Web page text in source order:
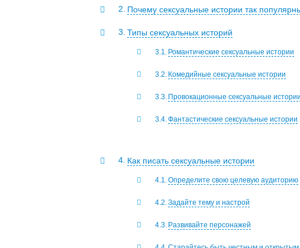
Почему сексуальные истории так
Типы сексуальных историй
Романтические сексуальные истории
Комедийные сексуальные истории
Провокационные сексуальные истории
Фантастические сексуальные истории
Как писать сексуальные истории
Определите свою целевую аудиторию
Задайте тему и настрой
Развивайте персонажей